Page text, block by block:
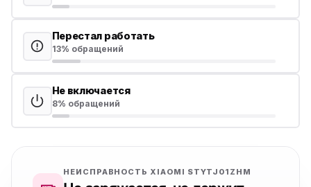
Перестал работать
13% обращений
Не включается
8% обращений
НЕИСПРАВНОСТЬ XIAOMI STYTJ01ZHM